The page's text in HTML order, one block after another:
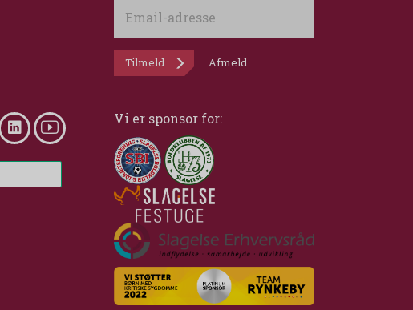
adresse
Tilmeld Afmeld
Vi er sponsor for: